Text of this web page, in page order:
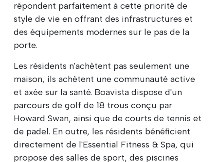
répondent parfaitement à cette priorité de
style de vie en offrant des infrastructures et
des équipements modernes sur le pas de la
porte.
Les résidents n'achètent pas seulement une
maison, ils achètent une communauté active
et axée sur la santé. Boavista dispose d'un
parcours de golf de 18 trous conçu par
Howard Swan, ainsi que de courts de tennis et
de padel. En outre, les résidents bénéficient
directement de l'Essential Fitness & Spa, qui
propose des salles de sport, des piscines